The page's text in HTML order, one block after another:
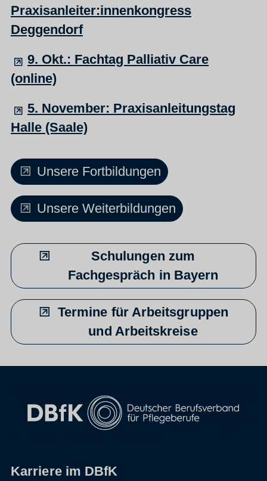
Praxisanleiter:innenkongress
Deggendorf
9. Okt.: Fachtag Palliativ Care
(online)
5. November: Praxisanleitungstag
Halle (Saale)
Unsere Fortbildungen
Unsere Weiterbildungen
Schulungen zum
Fachgespräch in Bayern
Termine für Arbeitsgruppen
und Arbeitskreise
Karriere im DBfK